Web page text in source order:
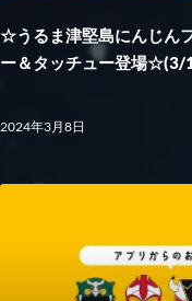
☆うるま津堅島にんじん
ー＆タッチュー登場☆(3/
2024年3月8日